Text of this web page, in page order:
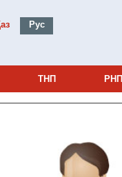
Рус
ТНП РНП